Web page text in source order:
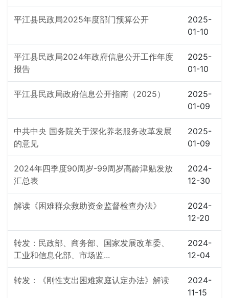
平江县民政局2025年度部门预算公开
2025-
01-10
平江县民政局2024年政府信息公开工作年度
报告
2025-
01-10
平江县民政局政府信息公开指南（2025）
2025-
01-09
中共中央 国务院关于深化养老服务改革发展
的意见
2025-
01-09
2024年四季度90周岁-99周岁高龄津贴发放
汇总表
2024-
12-30
解读《困难群众救助资金监督检查办法》
2024-
12-20
转发：民政部、商务部、国家发展改革委、
工业和信息化部、市场监...
2024-
12-04
转发：《刚性支出困难家庭认定办法》解读
2024-
11-15